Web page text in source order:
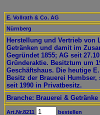
E. Vollrath & Co. AG
Nürnberg
Herstellung und Vertrieb von
Getränken und damit im
Gegründet 1855; AG seit
Gründeraktie. Besitztum um
Geschäftshaus. Die heutige
Besitz der Brauerei
seit 1990 in Privatbesitz.
Branche: Brauerei &
Art.Nr.8211 bestellen